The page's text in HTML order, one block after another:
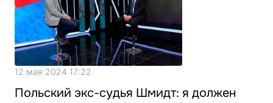
12 мая 2024 17:22
Польский экс-судья Шмидт: я должен